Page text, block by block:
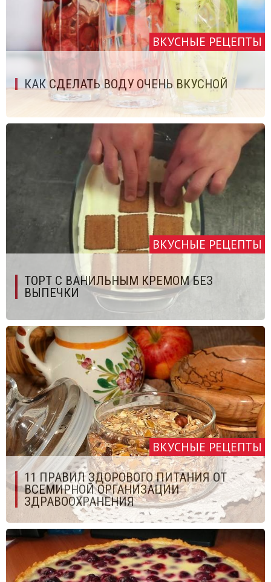
ВКУСНЫЕ РЕЦЕПТЫ
КАК СДЕЛАТЬ ВОДУ ОЧЕНЬ ВКУСНОЙ
ВКУСНЫЕ РЕЦЕПТЫ
ТОРТ С ВАНИЛЬНЫМ КРЕМОМ БЕЗ
ВЫПЕЧКИ
ВКУСНЫЕ РЕЦЕПТЫ
11 ПРАВИЛ ЗДОРОВОГО ПИТАНИЯ ОТ
ВСЕМИРНОЙ ОРГАНИЗАЦИИ
ЗДРАВООХРАНЕНИЯ